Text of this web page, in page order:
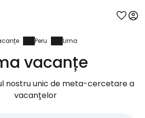
Peru Lima
vacanțe
nostru unic de meta-cercetare a
vacanțelor
vă la
mondială a călătorilor